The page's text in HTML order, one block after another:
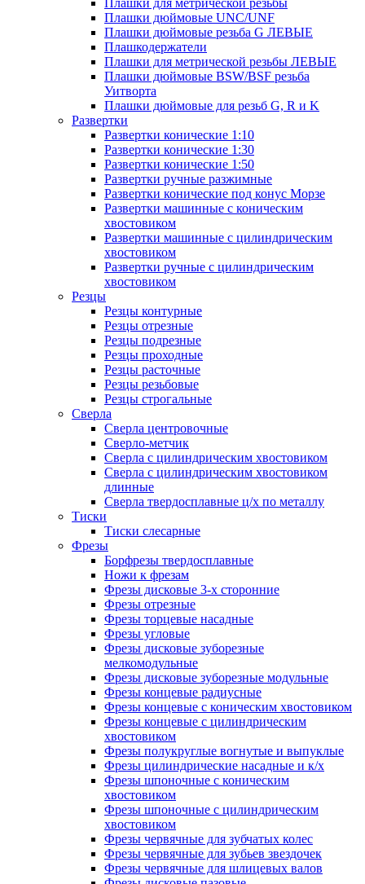
Плашки для метрической резьбы
Плашки дюймовые UNC/UNF
Плашки дюймовые резьба G ЛЕВЫЕ
Плашкодержатели
Плашки для метрической резьбы ЛЕВЫЕ
Плашки дюймовые BSW/BSF резьба
Уитворта
Плашки дюймовые для резьб G, R и K
Развертки
Развертки конические 1:10
Развертки конические 1:30
Развертки конические 1:50
Развертки ручные разжимные
Развертки конические под конус Морзе
Развертки машинные с коническим
хвостовиком
Развертки машинные с цилиндрическим
хвостовиком
Развертки ручные с цилиндрическим
хвостовиком
Резцы
Резцы контурные
Резцы отрезные
Резцы подрезные
Резцы проходные
Резцы расточные
Резцы резьбовые
Резцы строгальные
Сверла
Сверла центровочные
Сверло-метчик
Сверла с цилиндрическим хвостовиком
Сверла с цилиндрическим хвостовиком
длинные
Сверла твердосплавные ц/х по металлу
Тиски
Тиски слесарные
Фрезы
Борфрезы твердосплавные
Ножи к фрезам
Фрезы дисковые 3-х сторонние
Фрезы отрезные
Фрезы торцевые насадные
Фрезы угловые
Фрезы дисковые зуборезные
мелкомодульные
Фрезы дисковые зуборезные модульные
Фрезы концевые радиусные
Фрезы концевые с коническим хвостовиком
Фрезы концевые с цилиндрическим
хвостовиком
Фрезы полукруглые вогнутые и выпуклые
Фрезы цилиндрические насадные и к/х
Фрезы шпоночные с коническим
хвостовиком
Фрезы шпоночные с цилиндрическим
хвостовиком
Фрезы червячные для зубчатых колес
Фрезы червячные для зубьев звездочек
Фрезы червячные для шлицевых валов